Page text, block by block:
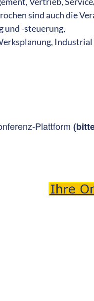
sind auch die
und -steuerung,
Industrial
Plattform